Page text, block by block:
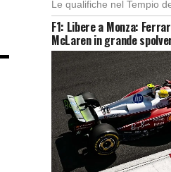
F1: Libere a Monza:
McLaren in grande